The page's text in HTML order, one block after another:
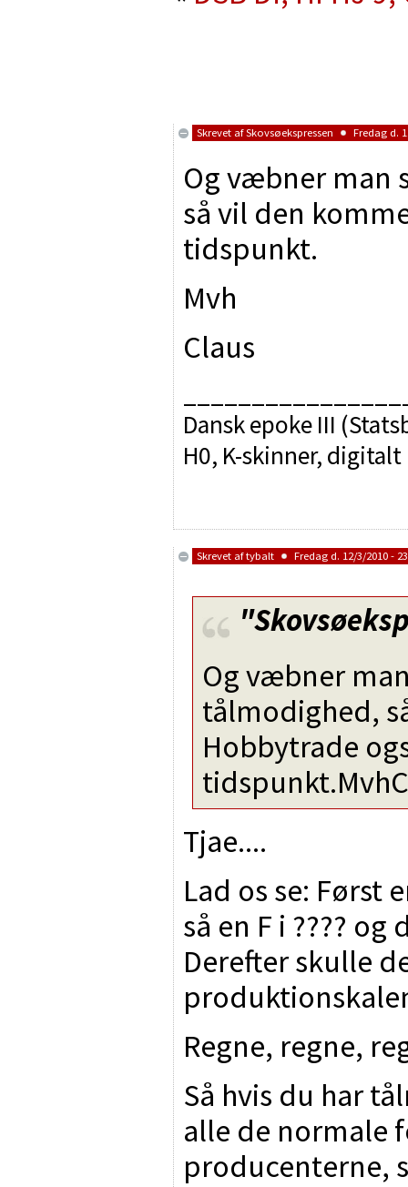
Skrevet afSkovsøekspressen Fredag d.
Og væbner man
så vil den
tidspunkt.
Mvh
Claus
Dansk epoke III
H0, K-skinner, digitalt
Skrevet aftybalt Fredag d. 12/3/2010 -
Og væbner
tålmodighed,
Hobbytrade
Tjae....
Lad os se: Først
så en F i ????
Derefter skulle
Regne, regne,
Så hvis du har
alle de normale
producenterne,